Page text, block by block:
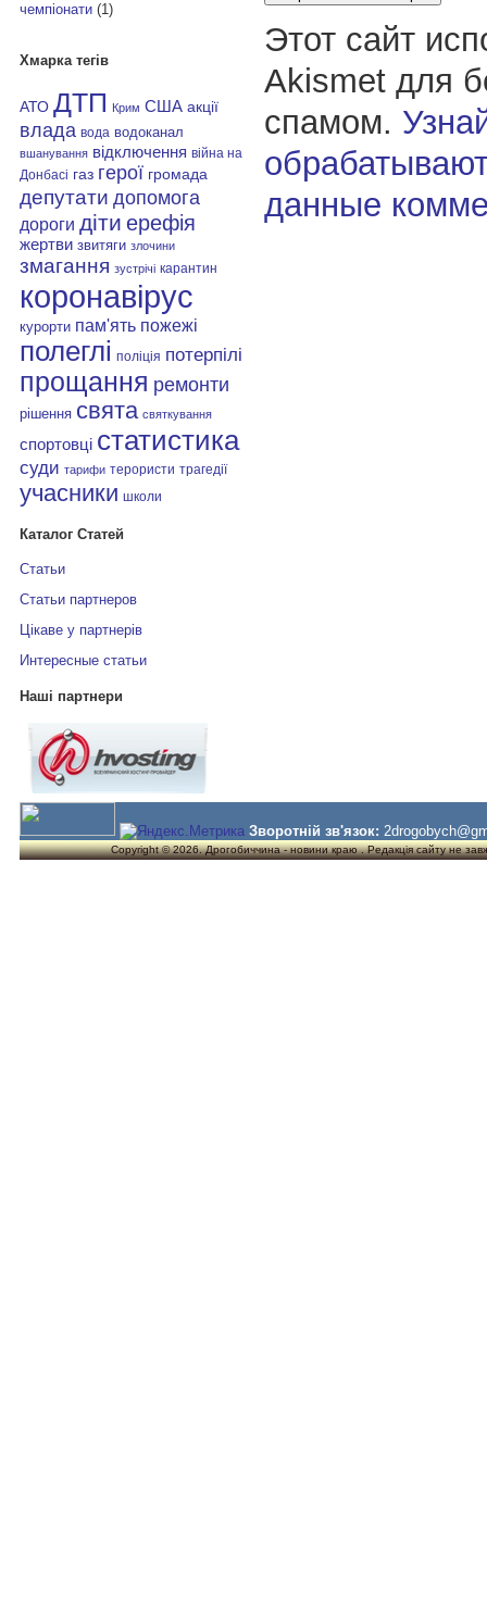
чемпіонати(1)
Хмарка тегів
АТО ДТП Крим США акції
влада вода водоканал
вшанування відключення війна на
Донбасі газ герої громада
депутати допомога
дороги діти ерефія
жертви звитяги злочини
змагання зустрічі карантин
коронавірус
курорти пам'ять пожежі
полеглі поліція потерпілі
прощання ремонти
рішення свята святкування
спортовці статистика
суди тарифи терористи трагедії
учасники школи
Каталог Статей
Статьи
Статьи партнеров
Цікаве у партнерів
Интересные статьи
Наші партнери
Этот сайт
Akismet для
спамом.
данные
Зворотній зв'язок:
Copyright © 2026. Дрогобиччина - новини краю . Редакція сайту не